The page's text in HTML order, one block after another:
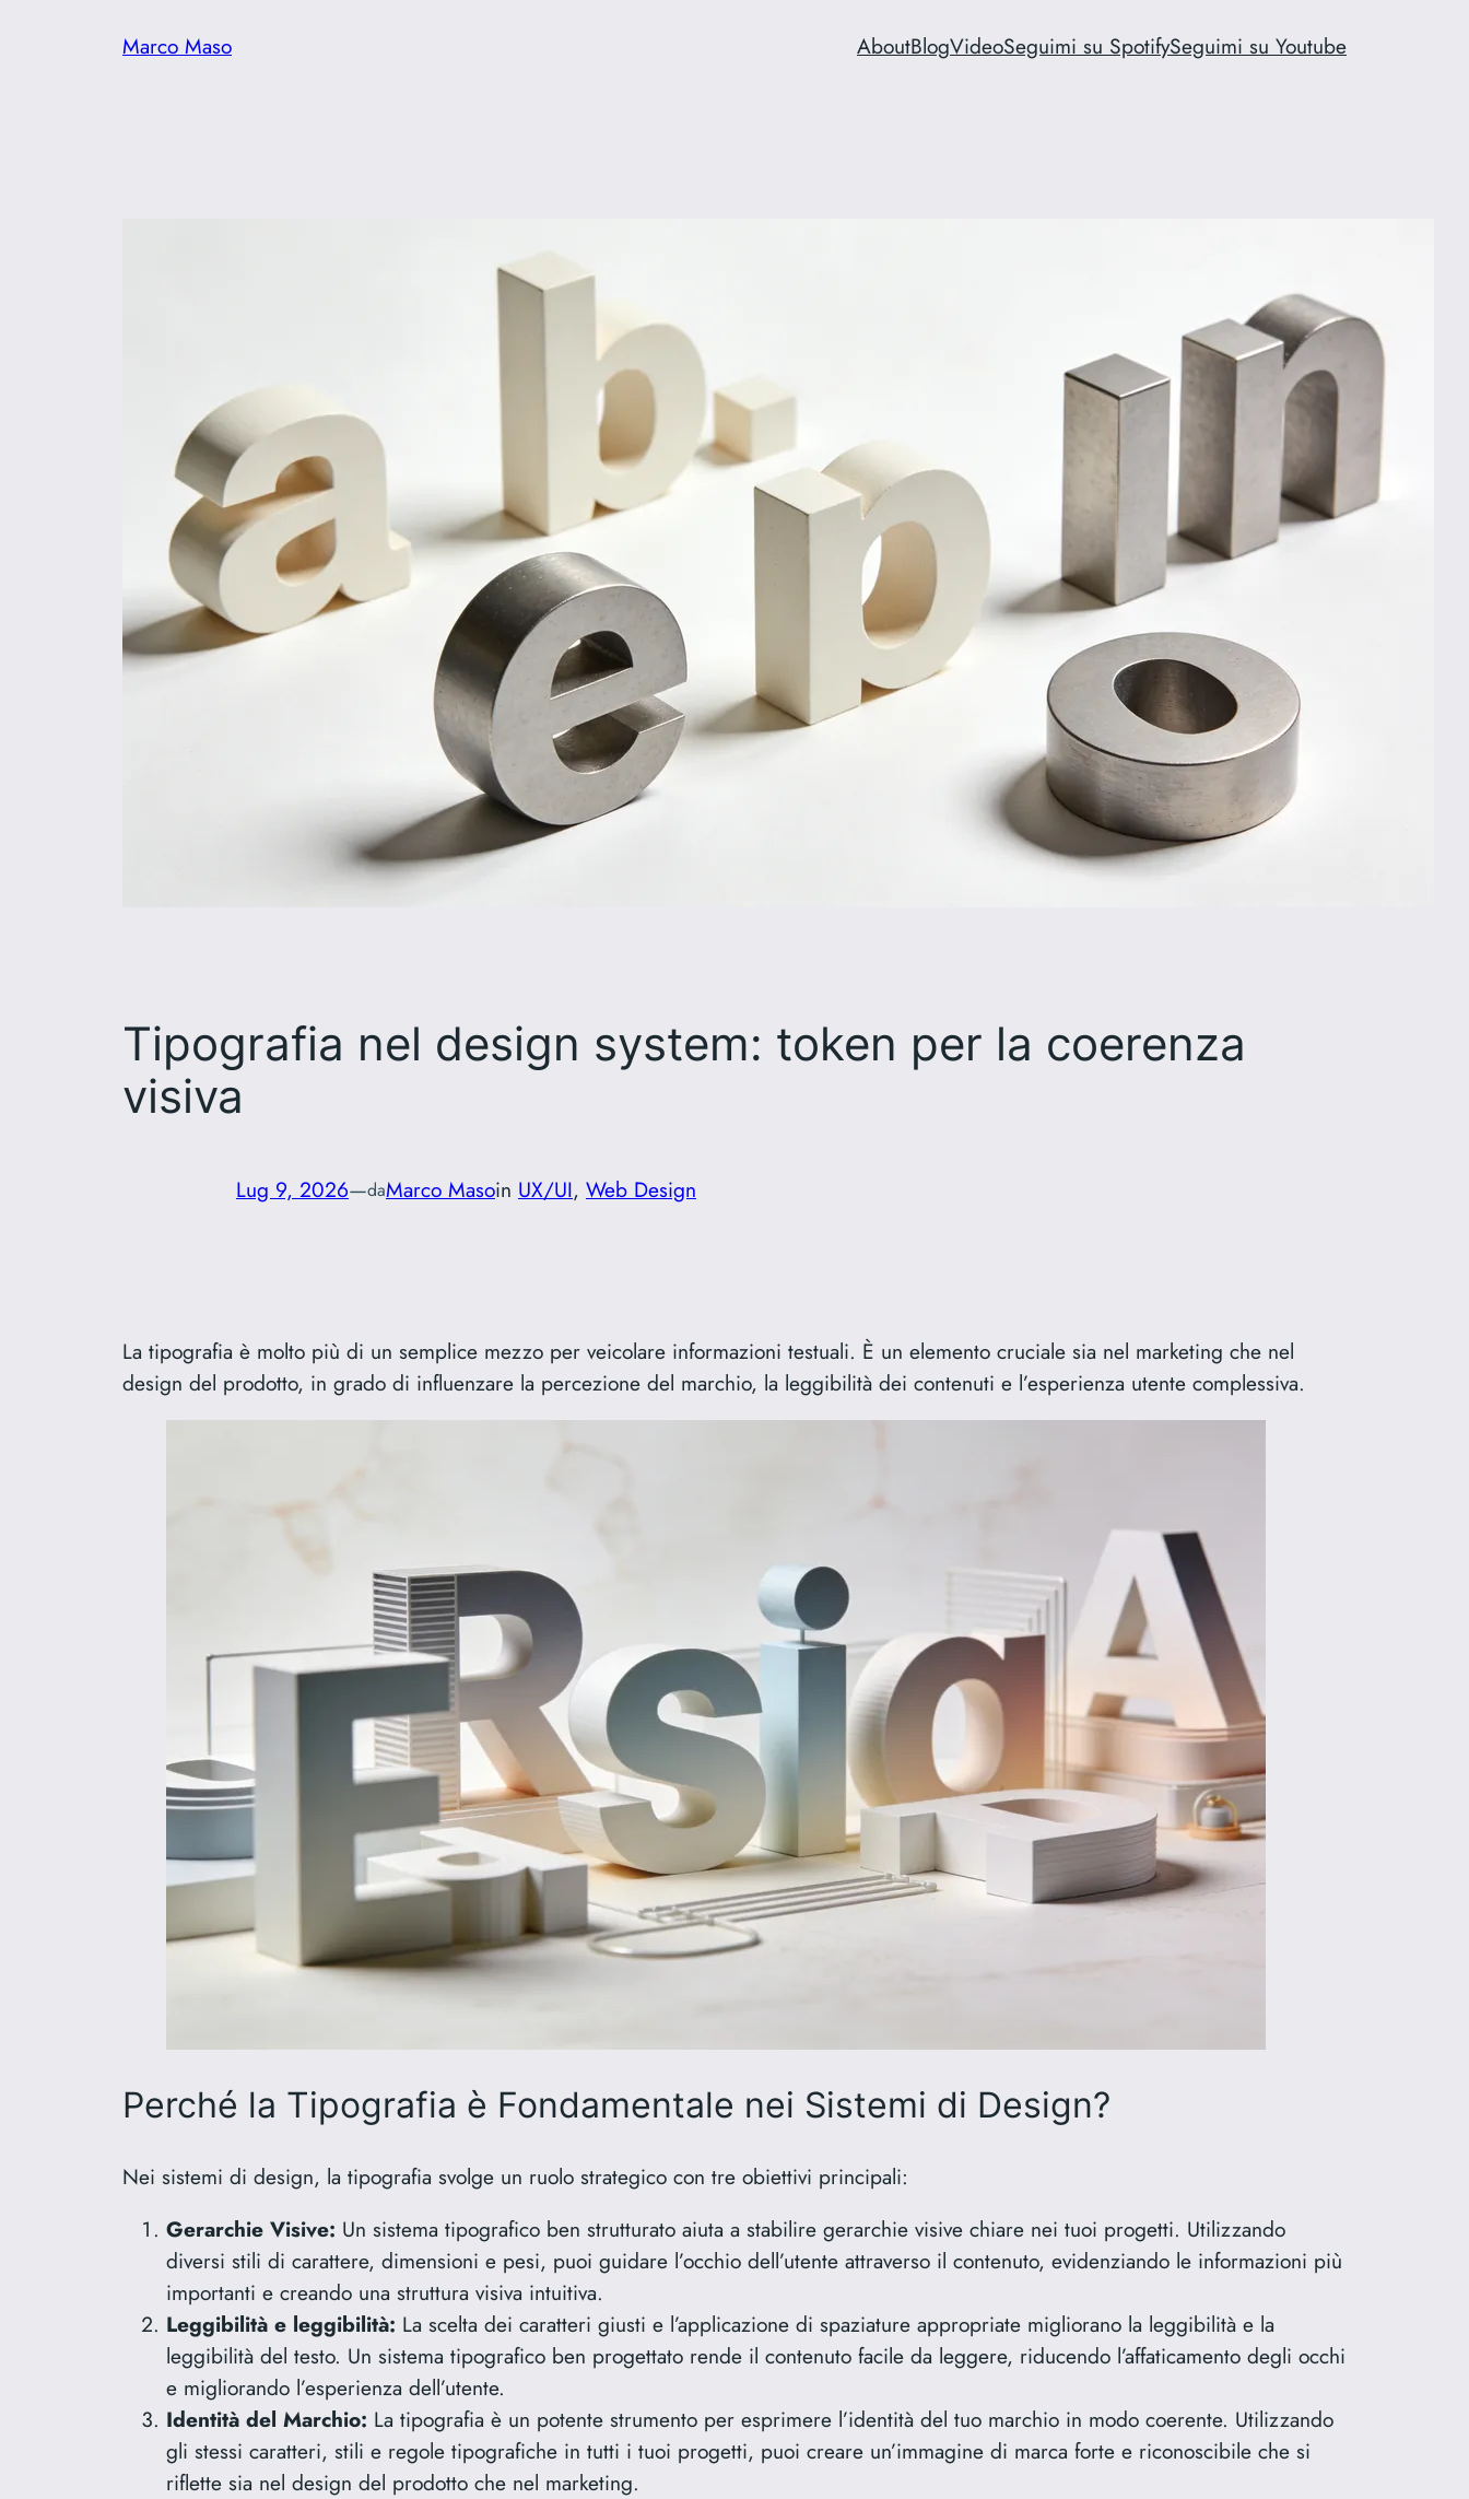
Marco Maso AboutBlogVideoSeguimi su SpotifySeguimi su Youtube
Tipografia nel design system: token per la coerenza
visiva
Lug 9, 2026—daMarco Masoin UX/UI, Web Design
La tipografia è molto più di un semplice mezzo per veicolare informazioni testuali. È un elemento cruciale sia nel marketing che nel
design del prodotto, in grado di influenzare la percezione del marchio, la leggibilità dei contenuti e l’esperienza utente complessiva.
Perché la Tipografia è Fondamentale nei Sistemi di Design?
Nei sistemi di design, la tipografia svolge un ruolo strategico con tre obiettivi principali:
Gerarchie Visive: Un sistema tipografico ben strutturato aiuta a stabilire gerarchie visive chiare nei tuoi progetti. Utilizzando
diversi stili di carattere, dimensioni e pesi, puoi guidare l’occhio dell’utente attraverso il contenuto, evidenziando le informazioni più
importanti e creando una struttura visiva intuitiva.
Leggibilità e leggibilità: La scelta dei caratteri giusti e l’applicazione di spaziature appropriate migliorano la leggibilità e la
leggibilità del testo. Un sistema tipografico ben progettato rende il contenuto facile da leggere, riducendo l’affaticamento degli occhi
e migliorando l’esperienza dell’utente.
Identità del Marchio: La tipografia è un potente strumento per esprimere l’identità del tuo marchio in modo coerente. Utilizzando
gli stessi caratteri, stili e regole tipografiche in tutti i tuoi progetti, puoi creare un’immagine di marca forte e riconoscibile che si
riflette sia nel design del prodotto che nel marketing.